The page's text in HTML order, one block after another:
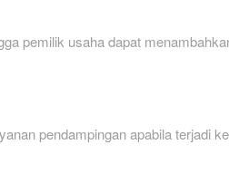
pemilik usaha dapat
pendampingan apabila terjadi